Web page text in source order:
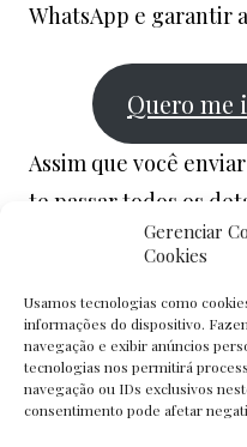
Gerenciar
Cookies
Usamos tecnologias como
informações do dispositivo.
navegação e exibir anúncios
tecnologias nos permitirá
navegação ou IDs exclusivos
consentimento pode afetar
WhatsApp e garantir
Quero me
Assim que você
te passar todos os
confirmar sua
Lembre-se:são
acabando rápido!
de dominar a IA e